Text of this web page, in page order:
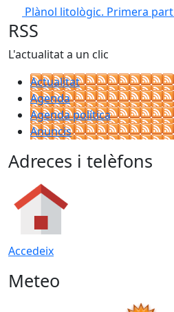
Plànol litològic. Primera part
RSS
L'actualitat a un clic
Actualitat
Agenda
Agenda política
Anuncis
Adreces i telèfons
Accedeix
Meteo